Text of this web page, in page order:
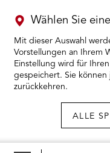
Wählen Sie
Mit dieser Auswahl
Vorstellungen an Ihrem
Einstellung wird für
gespeichert. Sie können
zurückkehren.
KARTENKAUF